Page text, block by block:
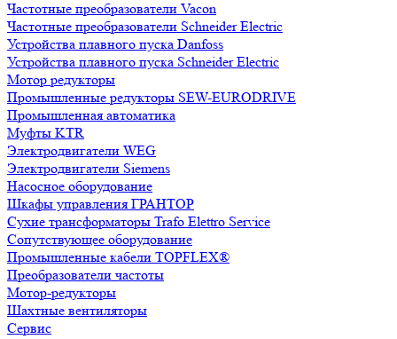
Частотные преобразователи Vacon
Частотные преобразователи Schneider Electric
Устройства плавного пуска Danfoss
Устройства плавного пуска Schneider Electric
Мотор редукторы
Промышленные редукторы SEW-EURODRIVE
Промышленная автоматика
Муфты KTR
Электродвигатели WEG
Электродвигатели Siemens
Насосное оборудование
Шкафы управления ГРАНТОР
Сухие трансформаторы Trafo Elettro Service
Сопутствующее оборудование
Промышленные кабели TOPFLEX®
Преобразователи частоты
Мотор-редукторы
Шахтные вентиляторы
Сервис